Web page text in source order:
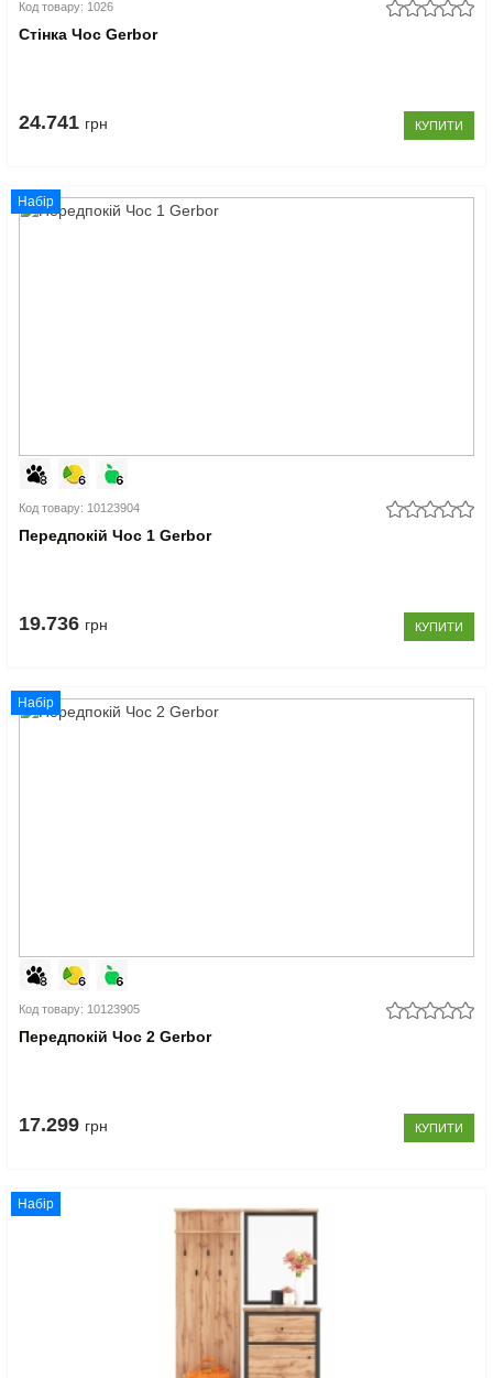
Код товару: 1026
Стінка Чос Gerbor
24.741 грн КУПИТИ
Набір
Код товару: 10123904
Передпокій Чос 1 Gerbor
19.736 грн КУПИТИ
Набір
Код товару: 10123905
Передпокій Чос 2 Gerbor
17.299 грн КУПИТИ
Набір